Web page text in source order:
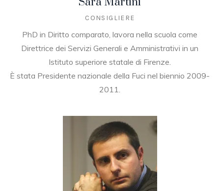
CONSIGLIERE
PhD in Diritto comparato, lavora nella scuola come
Direttrice dei Servizi Generali e Amministrativi in un
Istituto superiore statale di Firenze.
È stata Presidente nazionale della Fuci nel biennio 2009-
2011.